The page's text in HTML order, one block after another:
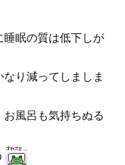
眠の質は低下しが
り減ってしましま
風呂も気持ちぬる